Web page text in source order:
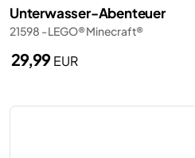
Unterwasser-Abenteuer
21598 - LEGO® Minecraft®
29,99EUR